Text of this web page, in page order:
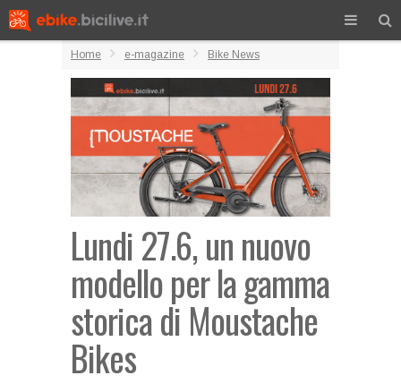
Home e-magazine Bike News
Lundi 27.6, un nuovo
modello per la gamma
storica di Moustache
Bikes